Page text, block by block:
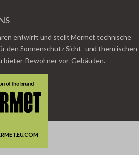
entwirft und stellt Mermet technische
den Sonnenschutz Sicht- und thermischen
bieten Bewohner von Gebäuden.